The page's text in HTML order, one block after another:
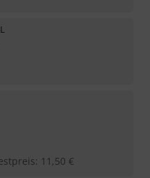
: 11,50 €